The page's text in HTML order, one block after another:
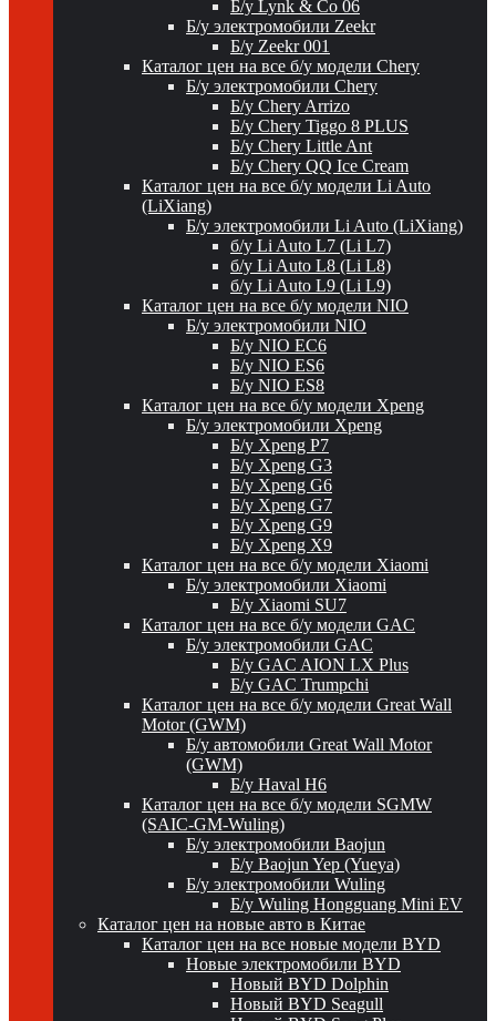
Б/у Lynk & Co 06
Б/у электромобили Zeekr
Б/у Zeekr 001
Каталог цен на все б/у модели Chery
Б/у электромобили Chery
Б/у Chery Arrizo
Б/у Chery Tiggo 8 PLUS
Б/у Chery Little Ant
Б/у Chery QQ Ice Cream
Каталог цен на все б/у модели Li Auto
(LiXiang)
Б/у электромобили Li Auto (LiXiang)
б/у Li Auto L7 (Li L7)
б/у Li Auto L8 (Li L8)
б/у Li Auto L9 (Li L9)
Каталог цен на все б/у модели NIO
Б/у электромобили NIO
Б/у NIO EC6
Б/у NIO ES6
Б/у NIO ES8
Каталог цен на все б/у модели Xpeng
Б/у электромобили Xpeng
Б/у Xpeng P7
Б/у Xpeng G3
Б/у Xpeng G6
Б/у Xpeng G7
Б/у Xpeng G9
Б/у Xpeng X9
Каталог цен на все б/у модели Xiaomi
Б/у электромобили Xiaomi
Б/у Xiaomi SU7
Каталог цен на все б/у модели GAC
Б/у электромобили GAC
Б/у GAC AION LX Plus
Б/у GAC Trumpchi
Каталог цен на все б/у модели Great Wall
Motor (GWM)
Б/у автомобили Great Wall Motor
(GWM)
Б/у Haval H6
Каталог цен на все б/у модели SGMW
(SAIC-GM-Wuling)
Б/у электромобили Baojun
Б/у Baojun Yep (Yueya)
Б/у электромобили Wuling
Б/у Wuling Hongguang Mini EV
Каталог цен на новые авто в Китае
Каталог цен на все новые модели BYD
Новые электромобили BYD
Новый BYD Dolphin
Новый BYD Seagull